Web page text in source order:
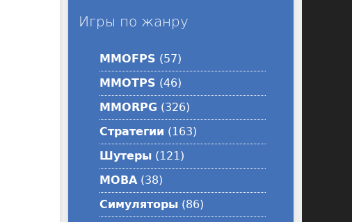
Игры по жанру
MMOFPS (57)
MMOTPS (46)
MMORPG (326)
Стратегии (163)
Шутеры (121)
MOBA(38)
Симуляторы (86)